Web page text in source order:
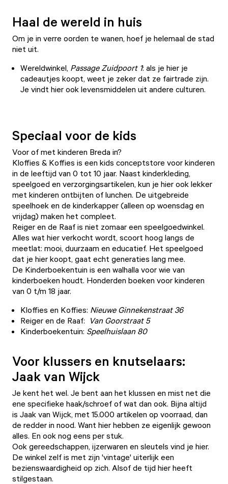
Haal de wereld in huis
Om je in verre oorden te wanen, hoef je helemaal de stad
niet uit.
Wereldwinkel, Passage Zuidpoort 1: als je hier je
cadeautjes koopt, weet je zeker dat ze fairtrade zijn.
Je vindt hier ook levensmiddelen uit andere culturen.
Speciaal voor de kids
Voor of met kinderen Breda in?
Kloffies & Koffies is een kids conceptstore voor kinderen
in de leeftijd van 0 tot 10 jaar. Naast kinderkleding,
speelgoed en verzorgingsartikelen, kun je hier ook lekker
met kinderen ontbijten of lunchen. De uitgebreide
speelhoek en de kinderkapper (alleen op woensdag en
vrijdag) maken het compleet.
Reiger en de Raaf is niet zomaar een speelgoedwinkel.
Alles wat hier verkocht wordt, scoort hoog langs de
meetlat: mooi, duurzaam en educatief. Het speelgoed
dat je hier koopt, gaat echt generaties lang mee.
De Kinderboekentuin is een walhalla voor wie van
kinderboeken houdt. Honderden boeken voor kinderen
van 0 t/m 18 jaar.
Kloffies en Koffies: Nieuwe Ginnekenstraat 36
Reiger en de Raaf: Van Goorstraat 5
Kinderboekentuin: Speelhuislaan 80
Voor klussers en knutselaars:
Jaak van Wijck
Je kent het wel. Je bent aan het klussen en mist net die
ene specifieke haak/schroef of wat dan ook. Bijna altijd
is Jaak van Wijck, met 15.000 artikelen op voorraad, dan
de redder in nood. Want hier hebben ze eigenlijk gewoon
alles. En ook nog eens per stuk.
Ook gereedschappen, ijzerwaren en sleutels vind je hier.
De winkel zelf is met zijn 'vintage' uiterlijk een
bezienswaardigheid op zich. Alsof de tijd hier heeft
stilgestaan.